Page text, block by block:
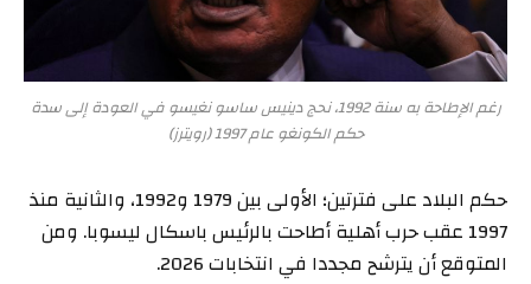
رغم الإطاحة به سنة 1992، نحج دينيس ساسو نغيسو في العودة إلى سدة
حكم الكونغو عام 1997 (رويترز)
حكم البلاد على فترتين؛ الأولى بين 1979 و1992، والثانية منذ
1997 عقب حرب أهلية أطاحت بالرئيس باسكال ليسوبا. ومن
المتوقع أن يترشح مجددا في انتخابات 2026.